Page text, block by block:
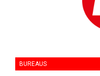
BUREAUS